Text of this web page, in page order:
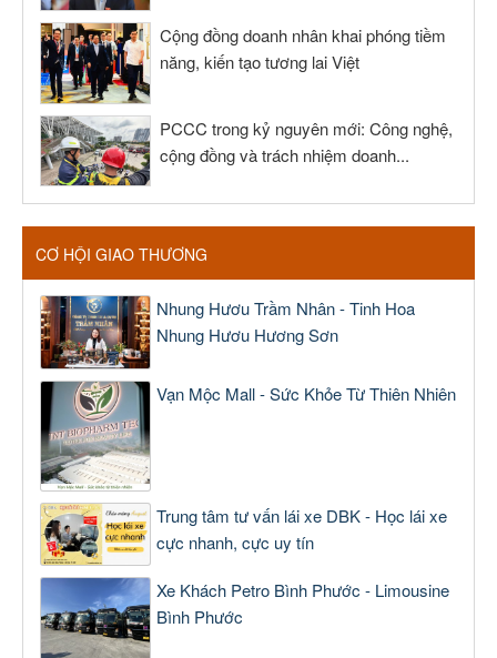
Cộng đồng doanh nhân khai phóng tiềm
năng, kiến tạo tương lai Việt
PCCC trong kỷ nguyên mới: Công nghệ,
cộng đồng và trách nhiệm doanh...
CƠ HỘI GIAO THƯƠNG
Nhung Hươu Trầm Nhân - Tinh Hoa
Nhung Hươu Hương Sơn
Vạn Mộc Mall - Sức Khỏe Từ Thiên Nhiên
Trung tâm tư vấn lái xe DBK - Học lái xe
cực nhanh, cực uy tín
Xe Khách Petro Bình Phước - Limousine
Bình Phước